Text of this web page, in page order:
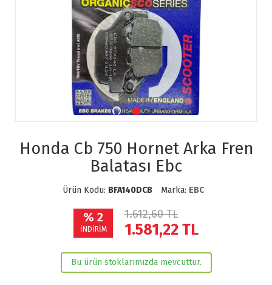
Honda Cb 750 Hornet Arka Fren
Balatası Ebc
Ürün Kodu: BFA140DCB Marka: EBC
% 2
İNDİRİM
1.612,60 TL
1.581,22 TL
Bu ürün stoklarımızda mevcuttur.